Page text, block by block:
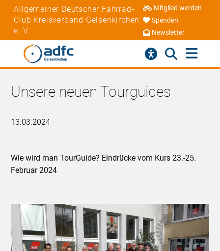
Allgemeiner Deutscher Fahrrad-
Club Kreisverband Gelsenkirchen
e. V.
Mitglied werden
Spenden
Newsletter
Unsere neuen Tourguides
13.03.2024
Wie wird man TourGuide? Eindrücke vom Kurs 23.-25.
Februar 2024